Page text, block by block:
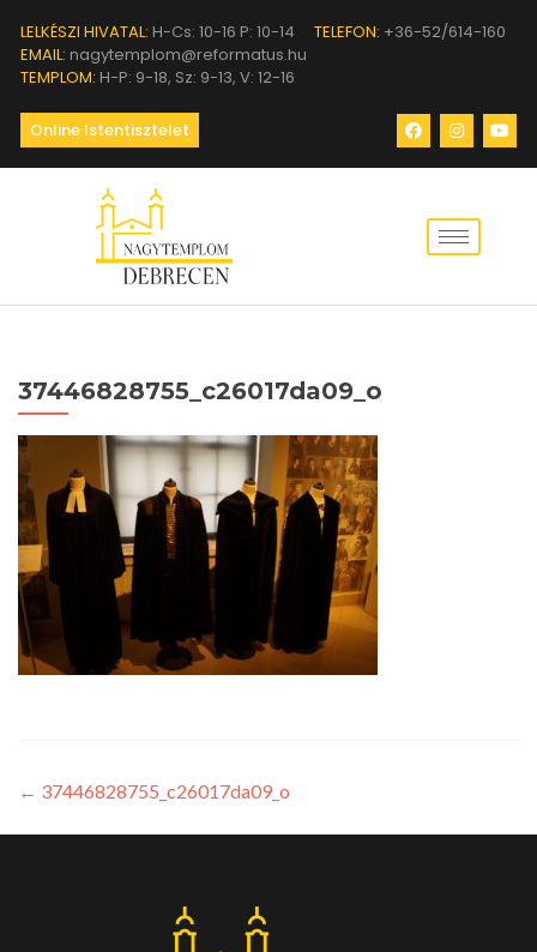
LELKÉSZI HIVATAL: H-Cs: 10-16 P: 10-14 TELEFON: +36-52/614-160
EMAIL: nagytemplom@reformatus.hu
TEMPLOM: H-P: 9-18, Sz: 9-13, V: 12-16
Online Istentisztelet
37446828755_c26017da09_o
← 37446828755_c26017da09_o